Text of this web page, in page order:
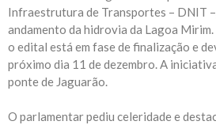
Infraestrutura de Transportes – DNIT
andamento da hidrovia da Lagoa
o edital está em fase de finalização e
próximo dia 11 de dezembro. A
ponte de Jaguarão.
O parlamentar pediu celeridade e